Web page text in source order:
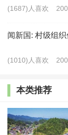
指的监测户。
从调研情况
现，74.7%的
持政策，92.4%
扶政策，所有
(1687)人喜欢
闻新国: 村级组
(1010)人喜欢
本类推荐